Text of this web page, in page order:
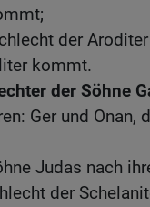
der
kommt.
der Söhne
Ger und Onan,
Judas nach
der